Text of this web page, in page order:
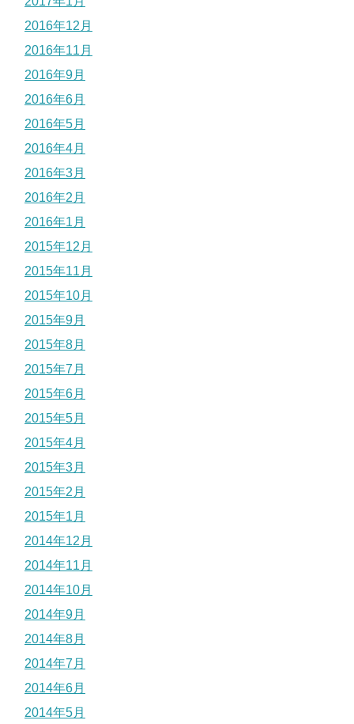
2016年12月
2016年11月
2016年9月
2016年6月
2016年5月
2016年4月
2016年3月
2016年2月
2016年1月
2015年12月
2015年11月
2015年10月
2015年9月
2015年8月
2015年7月
2015年6月
2015年5月
2015年4月
2015年3月
2015年2月
2015年1月
2014年12月
2014年11月
2014年10月
2014年9月
2014年8月
2014年7月
2014年6月
2014年5月